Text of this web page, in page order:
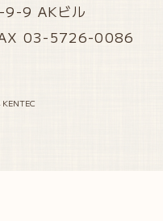
9-9 AKビル
03-5726-0086